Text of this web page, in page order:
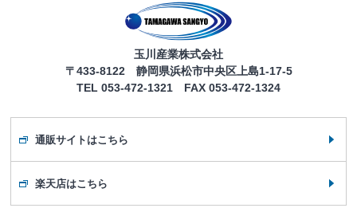
玉川産業株式会社
〒433-8122 静岡県浜松市中央区上島1-17-5
TEL 053-472-1321 FAX 053-472-1324
通販サイトはこちら
楽天店はこちら